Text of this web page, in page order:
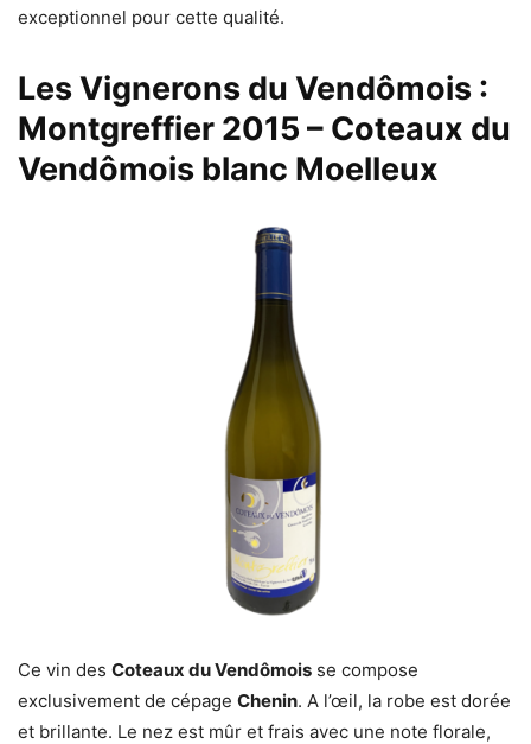
exceptionnel pour cette qualité.
Les Vignerons du Vendômois :
Montgreffier 2015 – Coteaux du
Vendômois blanc Moelleux
Ce vin des Coteaux du Vendômois se compose
exclusivement de cépage Chenin. A l’œil, la robe est dorée
et brillante. Le nez est mûr et frais avec une note florale,